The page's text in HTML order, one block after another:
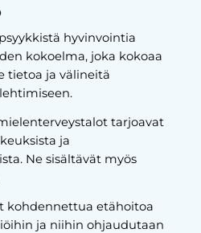
hyvinvointia
kokoelma, joka kokoaa
tietoa ja välineitä
tarjoavat
ja
Ne sisältävät myös
kohdennettua etähoitoa
ja niihin ohjaudutaan